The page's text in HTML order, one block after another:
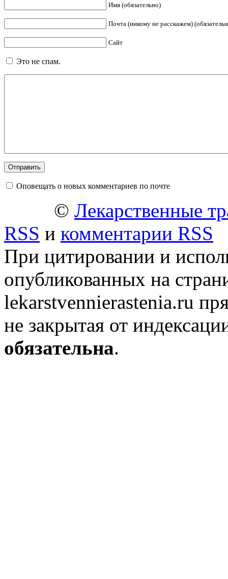
Имя (обязательно)
Почта (никому не расскажем)
Сайт
Это не спам.
Оповещать о новых комментариев по почте
© Лекарственные
RSS и комментарии RSS
При цитировании и
опубликованных на
lekarstvennierastenia.ru
не закрытая от
обязательна.